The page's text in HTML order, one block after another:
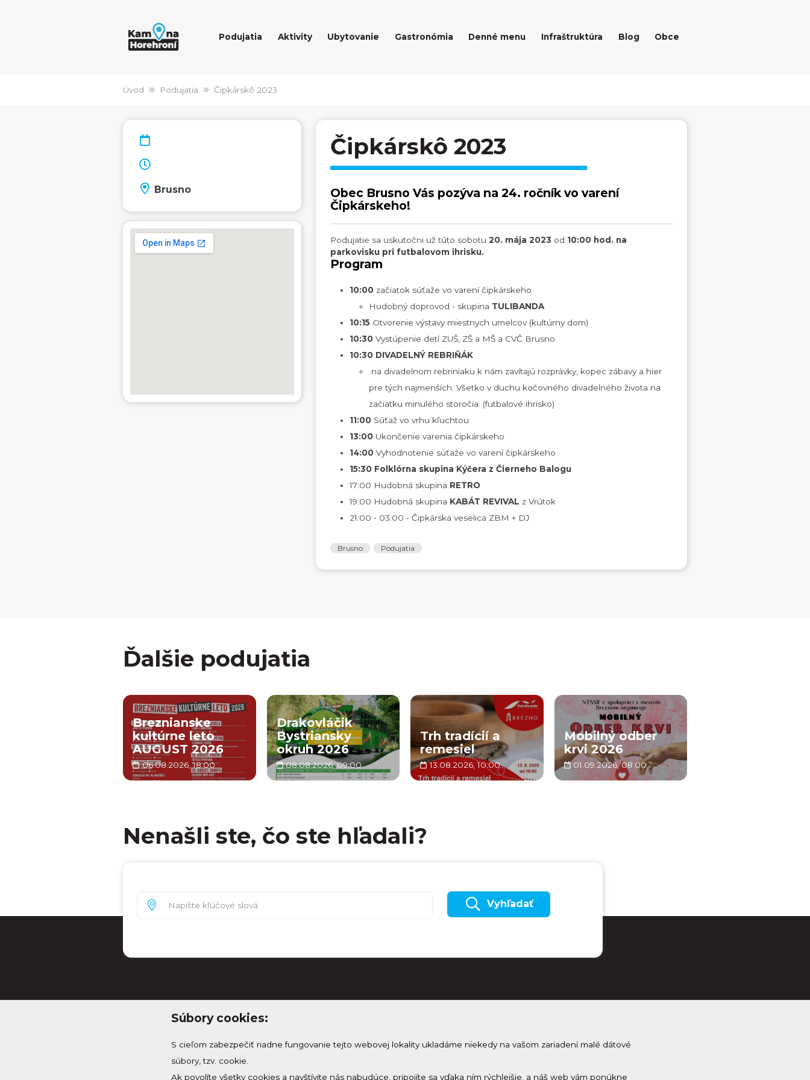
Podujatia Aktivity Ubytovanie Gastronómia Denné menu Infraštruktúra Blog Obce
Úvod Podujatia Čipkárskô 2023
Brusno
Čipkárskô 2023
Obec Brusno Vás pozýva na 24. ročník vo varení
Čipkárskeho!
Podujatie sa uskutočni už túto sobotu 20. mája 2023 od 10:00 hod. na
parkovisku pri futbalovom ihrisku.
Program
10:00 začiatok súťaže vo varení čipkárskeho
Hudobný doprovod - skupina TULIBANDA
10:15 Otvorenie výstavy miestnych umelcov (kultúrny dom)
10:30 Vystúpenie detí ZUŠ, ZŠ a MŠ a CVČ Brusno
10:30 DIVADELNÝ REBRIŇÁK
na divadelnom rebriniaku k nám zavítajú rozprávky, kopec zábavy a hier
pre tých najmenších. Všetko v duchu kočovného divadelného života na
začiatku minulého storočia. (futbalové ihrisko)
11:00 Súťaž vo vrhu kľuchtou
13:00 Ukončenie varenia čipkárskeho
14:00 Vyhodnotenie súťaže vo varení čipkárskeho
15:30 Folklórna skupina Kýčera z Čierneho Balogu
17:00 Hudobná skupina RETRO
19:00 Hudobná skupina KABÁT REVIVAL z Vrútok
21:00 - 03:00 - Čipkárska veselica ZBM + DJ
Brusno Podujatia
Ďalšie podujatia
Breznianske
kultúrne leto
AUGUST 2026
06.08.2026, 18:00
Drakovláčik
Bystriansky
okruh 2026
08.08.2026, 09:00
Trh tradícií a
remesiel
13.08.2026, 10:00
Mobilný odber
krvi 2026
01.09.2026, 08:00
Nenašli ste, čo ste hľadali?
Vyhľadať
Zmeniť nastavenie cookies
Prihlás sa na odber a dostávaj novinky ako prvý
Súbory cookies:
S cieľom zabezpečiť riadne fungovanie tejto webovej lokality ukladáme niekedy na vašom zariadení malé dátové
súbory, tzv. cookie.
Ak povolíte všetky cookies a navštívite nás nabudúce, pripojíte sa vďaka ním rýchlejšie, a náš web vám ponúkne